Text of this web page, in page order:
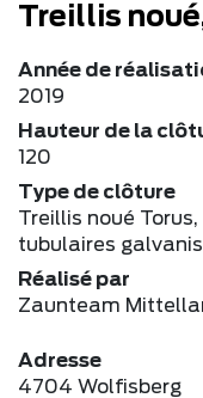
Treillis
Année de
2019
Hauteur de la
120
Type de clôture
Treillis noué
tubulaires
Réalisé par
Zaunteam
Adresse
4704 Wolfisberg